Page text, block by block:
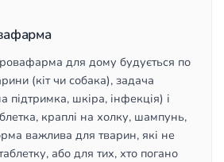
для дому будується по
(кіт чи собака), задача
підтримка, шкіра, інфекція) і
краплі на холку, шампунь,
важлива для тварин, які не
або для тих, хто погано